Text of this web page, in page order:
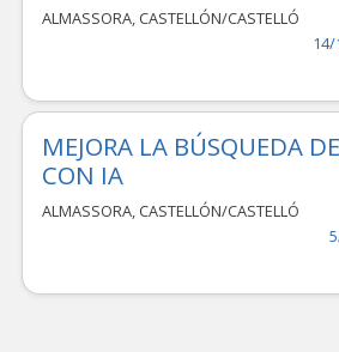
ALMASSORA, CASTELLÓN/CASTELLÓ
14/
MEJORA LA BÚSQUEDA
CON IA
ALMASSORA, CASTELLÓN/CASTELLÓ